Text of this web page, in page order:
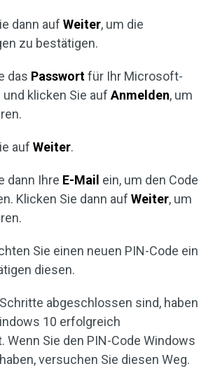
dann auf Weiter, um die
zu bestätigen.
das Passwortfür Ihr Microsoft-
und klicken Sie aufAnmelden, um
auf Weiter.
dann Ihre E-Mail ein, um den Code
Klicken Sie dann auf Weiter, um
Sie einen neuen PIN-Code ein
diesen.
abgeschlossen sind, haben
10 erfolgreich
Wenn Sie den PIN-Code Windows
versuchen Sie diesen Weg.